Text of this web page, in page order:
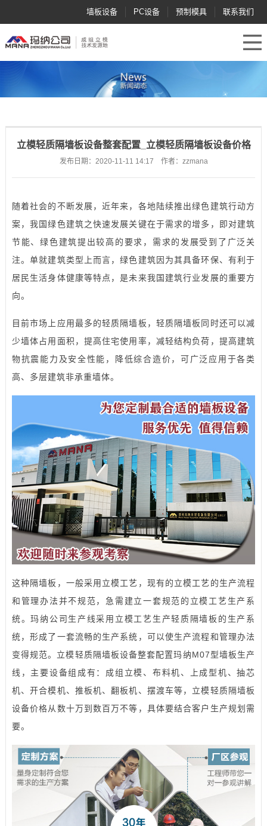
联系我们
预制模具
PC设备
墙板设备
立模轻质隔墙板设备整套配置_立模轻质隔墙板设备价格
发布日期：2020-11-11 14:17 作者：zzmana
随着社会的不断发展，近年来，各地陆续推出绿色建筑行动方
案，我国绿色建筑之快速发展关键在于需求的增多，即对建筑
节能、绿色建筑提出较高的要求，需求的发展受到了广泛关
注。单就建筑类型上而言，绿色建筑因为其具备环保、有利于
居民生活身体健康等特点，是未来我国建筑行业发展的重要方
向。
目前市场上应用最多的轻质隔墙板，轻质隔墙板同时还可以减
少墙体占用面积，提高住宅使用率，减轻结构负荷，提高建筑
物抗震能力及安全性能，降低综合造价，可广泛应用于各类
高、多层建筑非承重墙体。
这种隔墙板，一般采用立模工艺，现有的立模工艺的生产流程
和管理办法并不规范，急需建立一套规范的立模工艺生产系
统。玛纳公司生产线采用立模工艺生产轻质隔墙板的生产系
统，形成了一套流畅的生产系统，可以使生产流程和管理办法
变得规范。立模轻质隔墙板设备整套配置玛纳M07型墙板生产
线 ，主要设备组成有：成组立模、布料机、上成型机、抽芯
机、开合模机、推板机、翻板机、摆渡车等，立模轻质隔墙板
设备价格从数十万到数百万不等，具体要结合客户生产规划需
要。